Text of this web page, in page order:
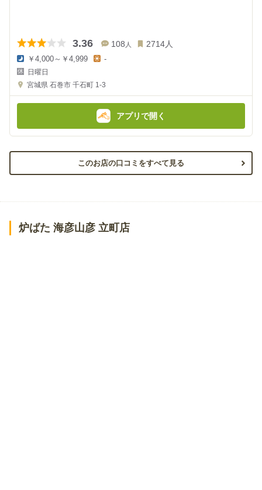
3.36 108 人 2714人
夜
の
金
￥4,000～￥4,999
金
-
日曜日
宮城県 石巻市 千石町 1-3
アプリで開く
このお店の口コミをすべて見る
炉ばた 海彦山彦 立町店